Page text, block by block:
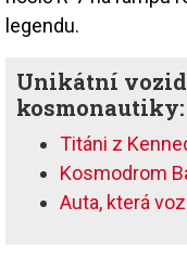
legendu.
Unikátní
kosmonautiky:
Titáni z
Kosmodrom
Auta, která